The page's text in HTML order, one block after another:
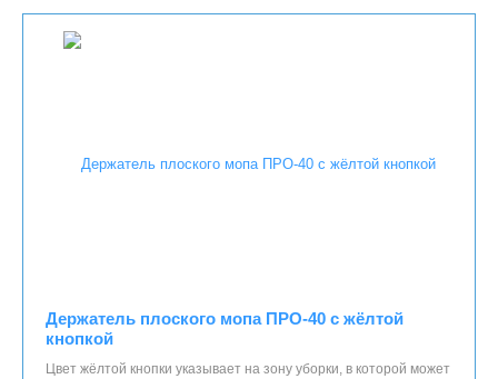
Держатель плоского мопа ПРО-40 c жёлтой
кнопкой
​Цвет жёлтой кнопки указывает на зону уборки, в которой может